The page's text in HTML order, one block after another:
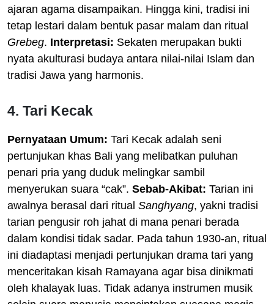
ajaran agama disampaikan. Hingga kini, tradisi ini
tetap lestari dalam bentuk pasar malam dan ritual
Grebeg. Interpretasi: Sekaten merupakan bukti
nyata akulturasi budaya antara nilai-nilai Islam dan
tradisi Jawa yang harmonis.
4. Tari Kecak
Pernyataan Umum: Tari Kecak adalah seni
pertunjukan khas Bali yang melibatkan puluhan
penari pria yang duduk melingkar sambil
menyerukan suara “cak”. Sebab-Akibat: Tarian ini
awalnya berasal dari ritual Sanghyang, yakni tradisi
tarian pengusir roh jahat di mana penari berada
dalam kondisi tidak sadar. Pada tahun 1930-an, ritual
ini diadaptasi menjadi pertunjukan drama tari yang
menceritakan kisah Ramayana agar bisa dinikmati
oleh khalayak luas. Tidak adanya instrumen musik